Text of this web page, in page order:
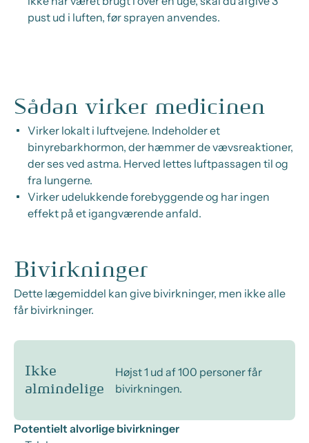
pust ud i luften, før sprayen anvendes.
Sådan virker medicinen
Virker lokalt i luftvejene. Indeholder et
binyrebarkhormon, der hæmmer de vævsreaktioner,
der ses ved astma. Herved lettes luftpassagen til og
fra lungerne.
Virker udelukkende forebyggende og har ingen
effekt på et igangværende anfald.
Bivirkninger
Dette lægemiddel kan give bivirkninger, men ikke alle
får bivirkninger.
Ikke
almindelige
Højst 1 ud af 100 personer får
bivirkningen.
Potentielt alvorlige bivirkninger